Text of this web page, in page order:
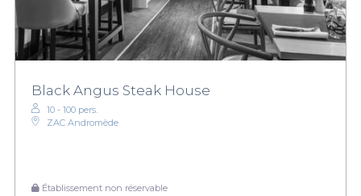
Black Angus Steak House
10 - 100 pers.
ZAC Andromède
Établissement non réservable